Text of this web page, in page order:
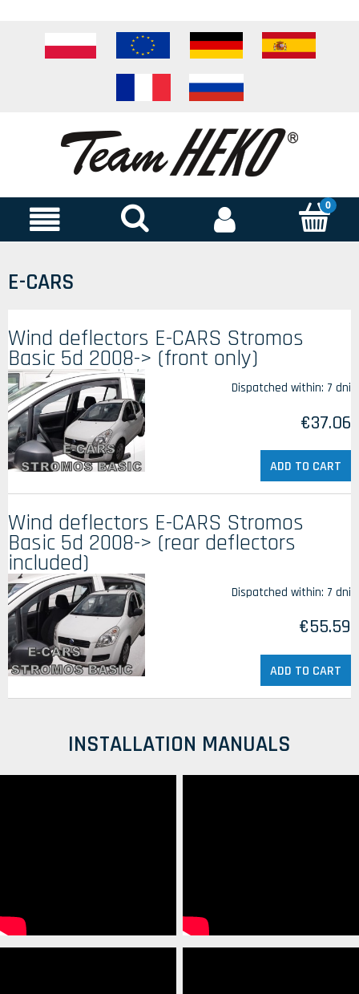
E-CARS
Wind deflectors E-CARS Stromos
Basic 5d 2008-> (front only)
Dispatched within: 7 dni
€37.06
ADD TO CART
Wind deflectors E-CARS Stromos
Basic 5d 2008-> (rear deflectors
included)
Dispatched within: 7 dni
€55.59
ADD TO CART
INSTALLATION MANUALS